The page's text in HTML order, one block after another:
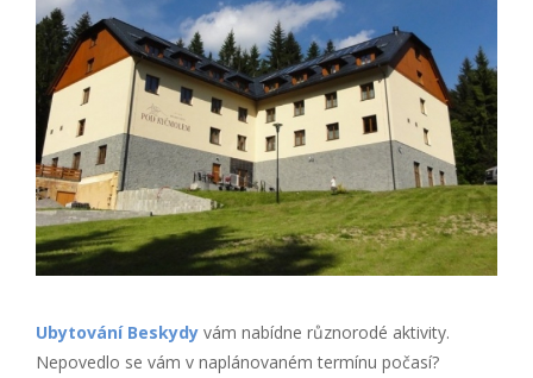
Ubytování Beskydy vám nabídne různorodé aktivity.
Nepovedlo se vám v naplánovaném termínu počasí?